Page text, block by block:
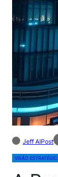
Jeff AIPost
VISÃO